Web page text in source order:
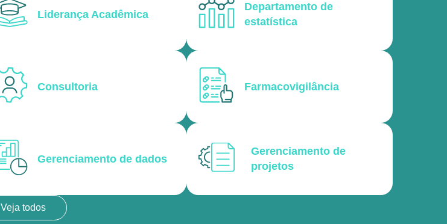
Liderança Acadêmica
Departamento de
estatística
Consultoria Farmacovigilância
Gerenciamento de dados
Gerenciamento de
projetos
Veja todos